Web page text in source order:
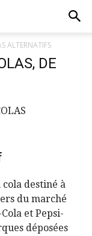
ALTERNATIFS
DE
destiné à
du marché
et Pepsi-
déposées